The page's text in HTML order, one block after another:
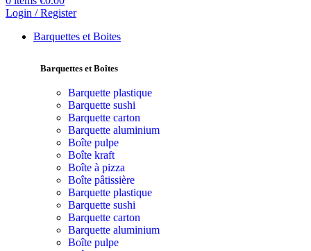
Login / Register
Barquettes et Boites
Barquettes et Boîtes
Barquette plastique
Barquette sushi
Barquette carton
Barquette aluminium
Boîte pulpe
Boîte kraft
Boîte à pizza
Boîte pâtissière
Barquette plastique
Barquette sushi
Barquette carton
Barquette aluminium
Boîte pulpe